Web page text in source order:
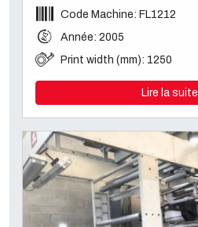
Code Machine: FL1212
Année: 2005
Print width (mm): 1250
Lire la suite